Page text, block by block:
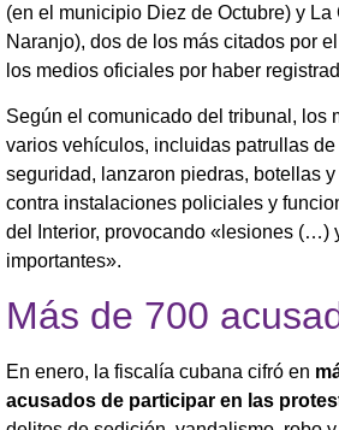
(en el municipio Diez de Octubre) y La
Naranjo), dos de los más citados por
los medios oficiales por haber
Según el comunicado del tribunal, los
varios vehículos, incluidas patrullas
seguridad, lanzaron piedras, botellas
contra instalaciones policiales y
del Interior, provocando «lesiones (…)
importantes».
Más de 700
En enero, la fiscalía cubana cifró en
acusados de participar en las